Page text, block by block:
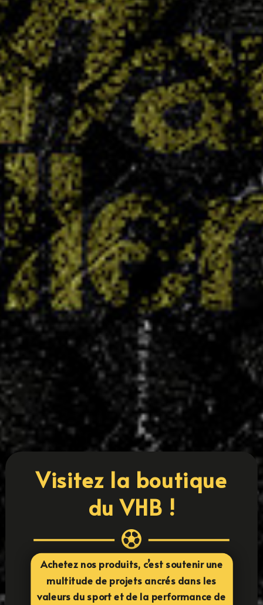
le collège Chepfer visait haut avec quatre
équipes engagées en section UNSS… et le pari
est plus que réussi : quatre titres de champions
départementaux ont été décrochés. Un exploit
collectif qui témoigne du dynamisme...
LIRE PLUS
Coupe 54 : cinq équipes villaroises en finale
14 MAI 2025
Le Villers Handball confirme une nouvelle fois la
solidité de sa formation et l'engagement de ses
collectifs avec cinq équipes qualifiées pour les
finales de la Coupe 54. Une belle performance
qui place le club parmi les plus représentés sur
cette édition. Sont en...
LIRE PLUS
« ENTRÉES PRÉCÉDENTES
ENTRÉES SUIVANTES »
Visitez la boutique
du VHB !

Achetez nos produits, c’est soutenir une
multitude de projets ancrés dans les
valeurs du sport et de la performance de